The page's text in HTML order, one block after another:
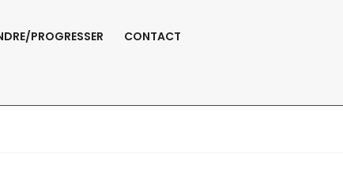
PROGRESSER CONTACT
Qui Fait Quoi ?